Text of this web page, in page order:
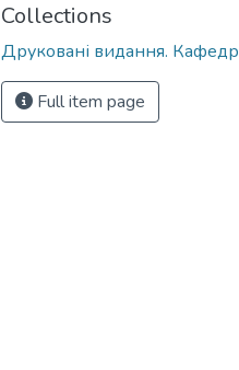
Collections
Друковані видання.
Full item page